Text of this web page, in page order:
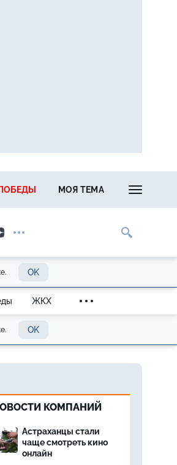
МОЯ ТЕМА
OK
ЖКХ
OK
КОМПАНИЙ
Астраханцы стали
чаще смотреть кино
онлайн